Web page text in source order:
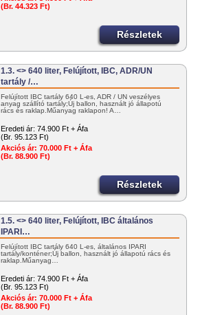
(Br. 44.323 Ft)
Részletek
1.3. <> 640 liter, Felújított, IBC, ADR/UN
tartály /…
Felújított IBC tartály 640 L-es, ADR / UN veszélyes
anyag szállító tartály;Új ballon, használt jó állapotú
rács és raklap.Műanyag raklapon! A…
Eredeti ár: 74.900 Ft + Áfa
(Br. 95.123 Ft)
Akciós ár: 70.000 Ft + Áfa
(Br. 88.900 Ft)
Részletek
1.5. <> 640 liter, Felújított, IBC általános
IPARI…
Felújított IBC tartály 640 L-es, általános IPARI
tartály/konténer;Új ballon, használt jó állapotú rács és
raklap.Műanyag…
Eredeti ár: 74.900 Ft + Áfa
(Br. 95.123 Ft)
Akciós ár: 70.000 Ft + Áfa
(Br. 88.900 Ft)